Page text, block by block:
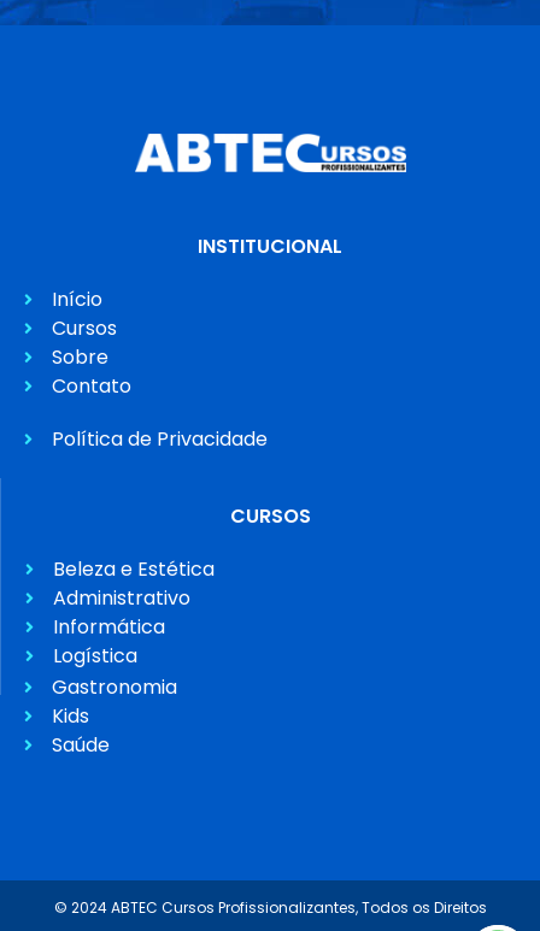
INSTITUCIONAL
Início
Cursos
Sobre
Contato
Política de Privacidade
CURSOS
Beleza e Estética
Administrativo
Informática
Logística
Gastronomia
Kids
Saúde
© 2024 ABTEC Cursos Profissionalizantes, Todos os Direitos